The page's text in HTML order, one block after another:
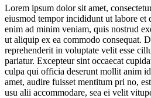
Lorem ipsum dolor sit amet,
eiusmod tempor incididunt ut labore et
enim ad minim veniam, quis nostrud
ut aliquip ex ea commodo consequat.
reprehenderit in voluptate velit esse
pariatur. Excepteur sint occaecat
culpa qui officia deserunt mollit anim
amet, audire fuisset mentitum pri no,
usu alii accommodare, sea ei velit